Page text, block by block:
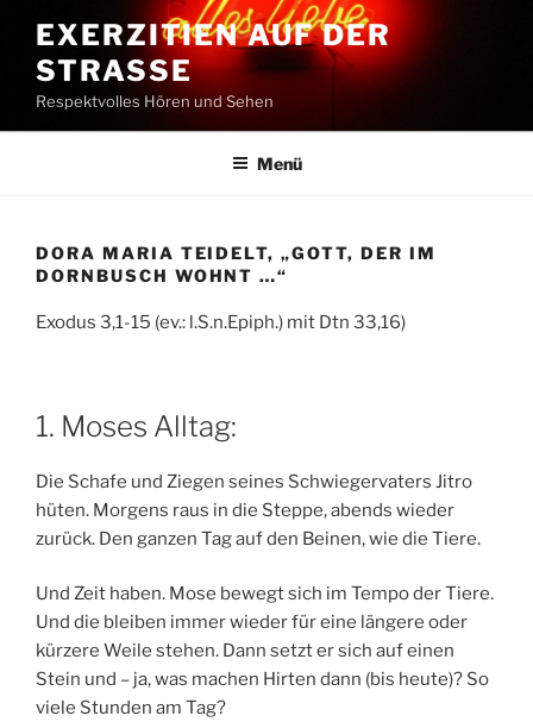
Inhalt
springen
EXERZITIEN AUF DER
STRASSE
Respektvolles Hören und Sehen
Menü
DORA MARIA TEIDELT, „GOTT, DER IM
DORNBUSCH WOHNT …“
Exodus 3,1-15 (ev.: l.S.n.Epiph.) mit Dtn 33,16)
1. Moses Alltag:
Die Schafe und Ziegen seines Schwiegervaters Jitro
hüten. Morgens raus in die Steppe, abends wieder
zurück. Den ganzen Tag auf den Beinen, wie die Tiere.
Und Zeit haben. Mose bewegt sich im Tempo der Tiere.
Und die bleiben immer wieder für eine längere oder
kürzere Weile stehen. Dann setzt er sich auf einen
Stein und – ja, was machen Hirten dann (bis heute)? So
viele Stunden am Tag?